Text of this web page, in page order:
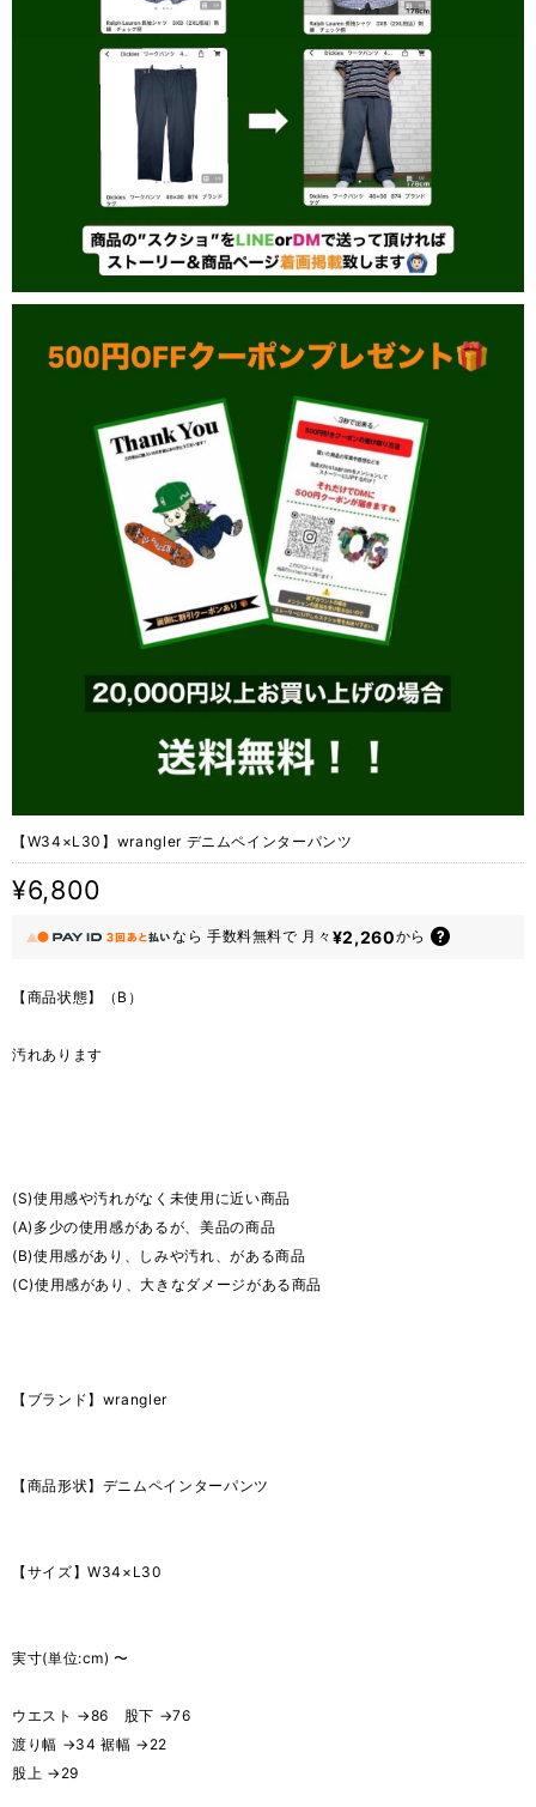
【W34×L30】wrangler デニムペインターパンツ
¥6,800
なら 手数料無料で 月々 ¥2,260から
【商品状態】（B）
汚れあります
(S)使用感や汚れがなく未使用に近い商品
(A)多少の使用感があるが、美品の商品
(B)使用感があり、しみや汚れ、がある商品
(C)使用感があり、大きなダメージがある商品
【ブランド】wrangler
【商品形状】デニムペインターパンツ
【サイズ】W34×L30
実寸(単位:cm) 〜
ウエスト →86 股下 →76
渡り幅 →34 裾幅 →22
股上 →29